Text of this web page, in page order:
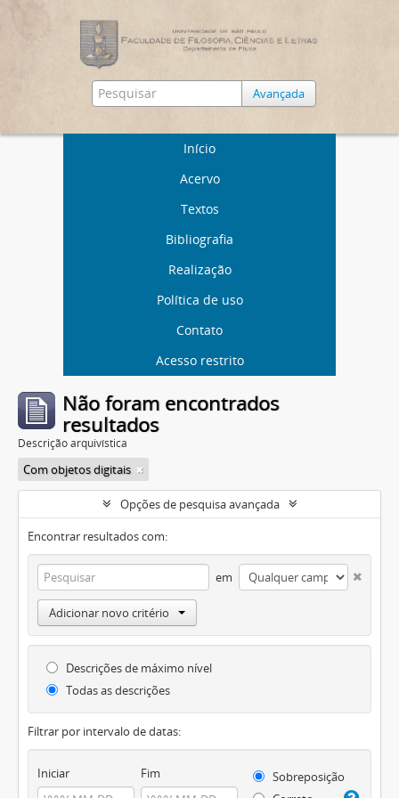
Avançada
Início
Acervo
Textos
Bibliografia
Realização
Política de uso
Contato
Acesso restrito
Não foram encontrados
resultados
Descrição arquivística
Com objetos digitais
Opções de pesquisa avançada
Encontrar resultados com:
em
Adicionar novo critério
Descrições de máximo nível
Todas as descrições
Filtrar por intervalo de datas:
Iniciar Fim
Sobreposição